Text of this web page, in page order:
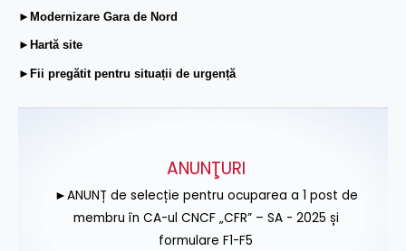
►Modernizare Gara de Nord
►Hartă site
►Fii pregătit pentru situații de urgență
ANUNŢURI
►ANUNȚ de selecție pentru ocuparea a 1 post de
membru în CA-ul CNCF „CFR” – SA - 2025 și
formulare F1-F5